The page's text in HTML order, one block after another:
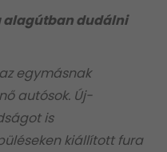
alagútban dudálni
egymásnak
autósok. Új-
is
kiállított fura